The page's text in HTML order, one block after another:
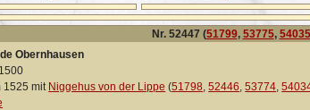
Nr. 52447 (51799, 53775, 54035
Obernhausen
1525 mit Niggehus von der Lippe (51798,52446,53774,